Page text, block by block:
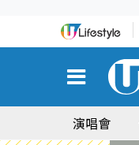
演唱會